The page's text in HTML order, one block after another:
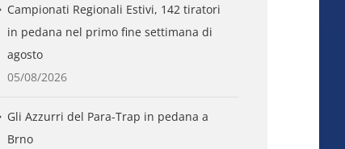
Campionati Regionali Estivi, 142 tiratori
in pedana nel primo fine settimana di
agosto
05/08/2026
Gli Azzurri del Para-Trap in pedana a
Brno